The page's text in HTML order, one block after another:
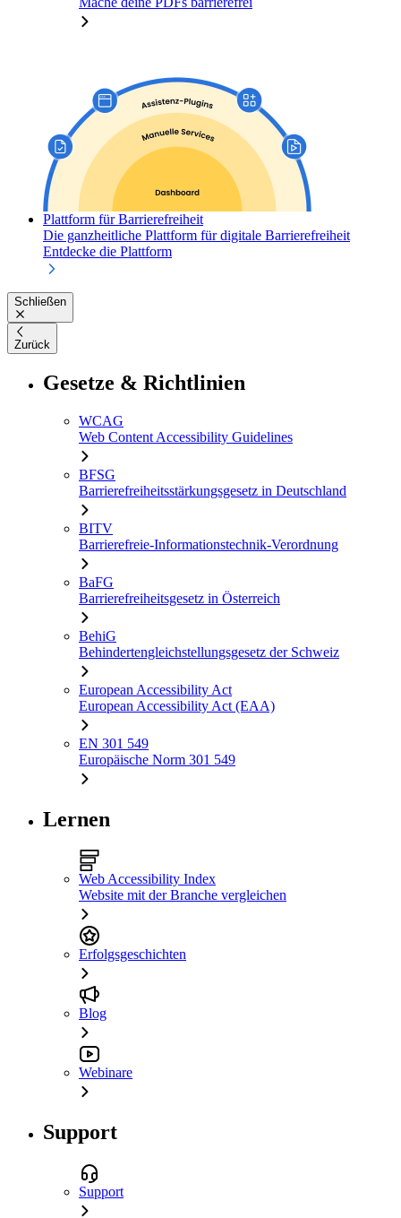
Plattform für Barrierefreiheit
Die ganzheitliche Plattform für digitale Barrierefreiheit
Entdecke die Plattform
Schließen
Zurück
Gesetze & Richtlinien
WCAG
Web Content Accessibility Guidelines
BFSG
Barrierefreiheitsstärkungsgesetz in Deutschland
BITV
Barrierefreie-Informationstechnik-Verordnung
BaFG
Barrierefreiheitsgesetz in Österreich
BehiG
Behindertengleichstellungsgesetz der Schweiz
European Accessibility Act
European Accessibility Act (EAA)
EN 301 549
Europäische Norm 301 549
Lernen
Web Accessibility Index
Website mit der Branche vergleichen
Erfolgsgeschichten
Blog
Webinare
Support
Support